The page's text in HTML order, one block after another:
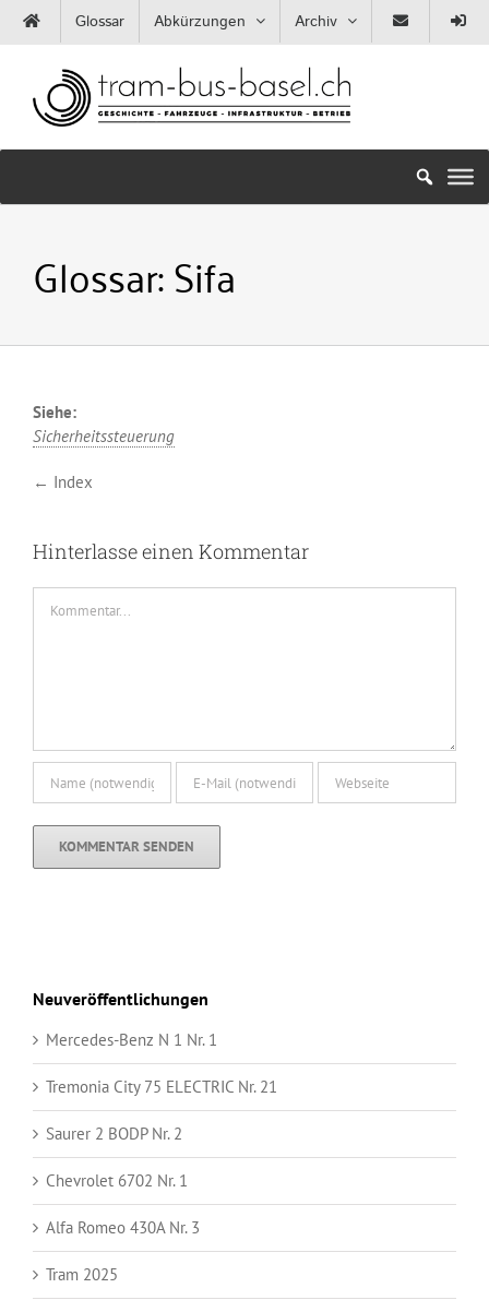
Zum
Inhalt
Glossar Abkürzungen Archiv
Glossar:Sifa
Siehe:
Sicherheitssteuerung
← Index
Hinterlasse einen Kommentar
Neuveröffentlichungen
Mercedes-Benz N 1 Nr. 1
Tremonia City 75 ELECTRIC Nr. 21
Saurer 2 BODP Nr. 2
Chevrolet 6702 Nr. 1
Alfa Romeo 430A Nr. 3
Tram 2025